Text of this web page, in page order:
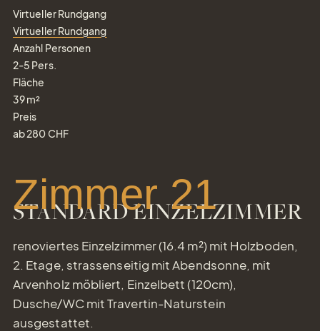
Virtueller Rundgang
Virtueller Rundgang
Anzahl Personen
2-5 Pers.
Fläche
39m²
Preis
ab280 CHF
STANDARD EINZELZIMMER
Zimmer 21
renoviertes Einzelzimmer (16.4 m²) mit Holzboden,
2. Etage, strassenseitig mit Abendsonne, mit
Arvenholz möbliert, Einzelbett (120cm),
Dusche/WC mit Travertin-Naturstein
ausgestattet.